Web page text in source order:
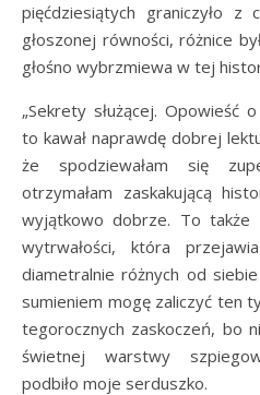
pięćdziesiątych graniczyło z
głoszonej równości, różnice
głośno wybrzmiewa w tej
„Sekrety służącej. Opowieść
to kawał naprawdę dobrej
że spodziewałam się
otrzymałam zaskakującą
wyjątkowo dobrze. To
wytrwałości, która
diametralnie różnych od
sumieniem mogę zaliczyć ten
tegorocznych zaskoczeń, bo
świetnej warstwy
podbiło moje serduszko.